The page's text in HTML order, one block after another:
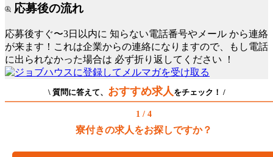
応募後の流れ
応募後すぐ〜3日以内に 知らない電話番号やメール から連絡
が来ます！これは企業からの連絡になりますので、もし電話
に出られなかった場合は 必ず折り返してください ！
\ 質問に答えて、 おすすめ求人 をチェック！ /
1 / 4
寮付きの求人をお探しですか？